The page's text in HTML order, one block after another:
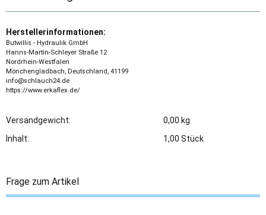
Herstellerinformationen:
Butwillis - Hydraulik GmbH
Hanns-Martin-Schleyer Straße 12
Nordrhein-Westfalen
Mönchengladbach, Deutschland, 41199
info@schlauch24.de
https://www.erkaflex.de/
Versandgewicht:
0,00 kg
Inhalt:
1,00 Stück
Frage zum Artikel